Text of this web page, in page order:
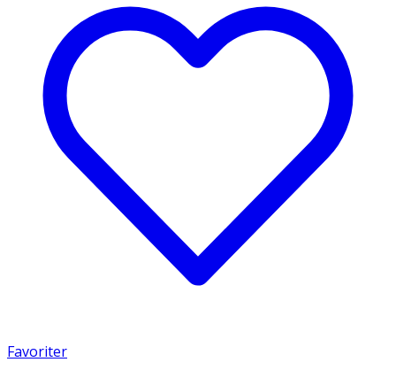
Favoriter